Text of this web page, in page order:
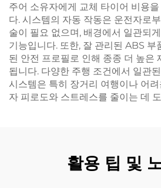
주어 소유자에게 교체 타이어 비용
다. 시스템의 자동 작동은 운전자로
술이 필요 없으며, 배경에서 일관되
기능입니다. 또한, 잘 관리된 ABS 부
된 안전 프로필로 인해 종종 더 높은
됩니다. 다양한 주행 조건에서 일관
시스템은 특히 장거리 여행이나 어
자 피로도와 스트레스를 줄이는 데
활용 팁 및